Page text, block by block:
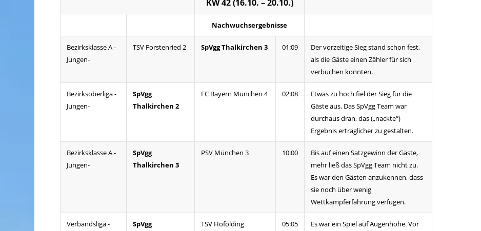
KW 42 (16.10. – 20.10.)
Nachwuchsergebnisse
Bezirksklasse A -
Jungen-
TSV Forstenried 2 SpVgg Thalkirchen 3 01:09
Der vorzeitige Sieg stand schon fest,
als die Gäste einen Zähler für sich
verbuchen konnten.
Bezirksoberliga -
Jungen-
SpVgg
Thalkirchen 2
FC Bayern München 4 02:08
Etwas zu hoch fiel der Sieg für die
Gäste aus. Das SpVgg Team war
durchaus dran, das („nackte“)
Ergebnis erträglicher zu gestalten.
Bezirksklasse A -
Jungen-
SpVgg
Thalkirchen 3
PSV München 3 10:00
Bis auf einen Satzgewinn der Gäste,
mehr ließ das SpVgg Team nicht zu.
Es war den Gästen anzukennen, dass
sie noch über wenig
Wettkampferfahrung verfügen.
Verbandsliga -
SpVgg
TSV Hofolding 05:05
Es war ein Spiel auf Augenhöhe. Vor